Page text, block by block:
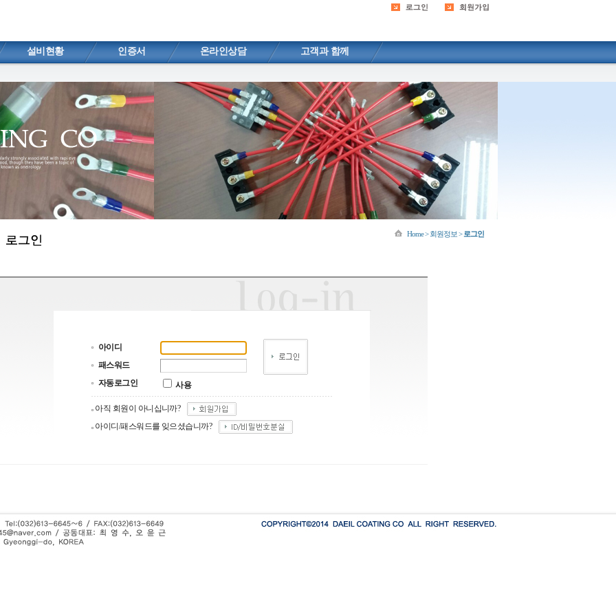
설비현황 인증서 온라인상담 고객과 함께
Home > 회원정보 > 로그인
아이디
패스워드
자동로그인
사용
아직 회원이 아니십니까?
아이디/패스워드를 잊으셨습니까?